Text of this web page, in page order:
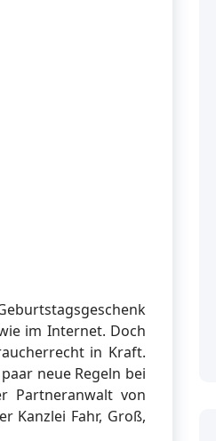
im Internet. Doch
in Kraft.
neue Regeln bei
Partneranwalt von
Kanzlei Fahr, Groß,